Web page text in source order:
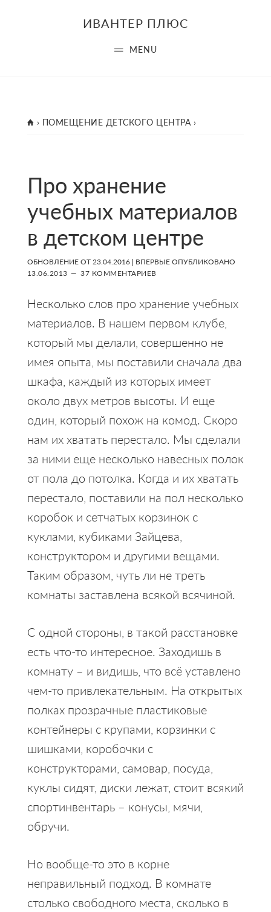
ИВАНТЕР ПЛЮС
MENU
ГЛАВНАЯ
› ПОМЕЩЕНИЕ ДЕТСКОГО ЦЕНТРА ›
Про хранение
учебных материалов
в детском центре
ОБНОВЛЕНИЕ ОТ23.04.2016| ВПЕРВЫЕ ОПУБЛИКОВАНО
13.06.2013
37 КОММЕНТАРИЕВ
Несколько слов про хранение учебных
материалов. В нашем первом клубе,
который мы делали, совершенно не
имея опыта, мы поставили сначала два
шкафа, каждый из которых имеет
около двух метров высоты. И еще
один, который похож на комод. Скоро
нам их хватать перестало. Мы сделали
за ними еще несколько навесных полок
от пола до потолка. Когда и их хватать
перестало, поставили на пол несколько
коробок и сетчатых корзинок с
куклами, кубиками Зайцева,
конструктором и другими вещами.
Таким образом, чуть ли не треть
комнаты заставлена всякой всячиной.
С одной стороны, в такой расстановке
есть что-то интересное. Заходишь в
комнату – и видишь, что всё уставлено
чем-то привлекательным. На открытых
полках прозрачные пластиковые
контейнеры с крупами, корзинки с
шишками, коробочки с
конструкторами, самовар, посуда,
куклы сидят, диски лежат, стоит всякий
спортинвентарь – конусы, мячи,
обручи.
Но вообще-то это в корне
неправильный подход. В комнате
столько свободного места, сколько в